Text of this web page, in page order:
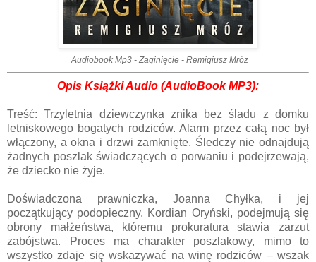
Audiobook Mp3 - Zaginięcie - Remigiusz Mróz
Opis Książki Audio (AudioBook MP3):
Treść: Trzyletnia dziewczynka znika bez śladu z domku
letniskowego bogatych rodziców. Alarm przez całą noc był
włączony, a okna i drzwi zamknięte. Śledczy nie odnajdują
żadnych poszlak świadczących o porwaniu i podejrzewają,
że dziecko nie żyje.
Doświadczona prawniczka, Joanna Chyłka, i jej
początkujący podopieczny, Kordian Oryński, podejmują się
obrony małżeństwa, któremu prokuratura stawia zarzut
zabójstwa. Proces ma charakter poszlakowy, mimo to
wszystko zdaje się wskazywać na winę rodziców – wszak